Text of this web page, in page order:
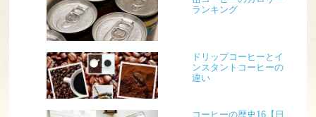
ランキング
ドリップコーヒーとイ
ンスタントコーヒーの
違い